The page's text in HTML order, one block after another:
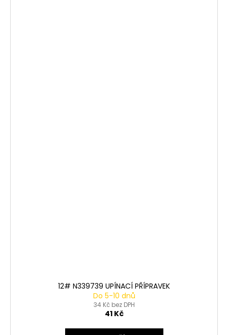
12# N339739 UPÍNACÍ PŘÍPRAVEK
Do 5-10 dnů
34 Kč bez DPH
41 Kč